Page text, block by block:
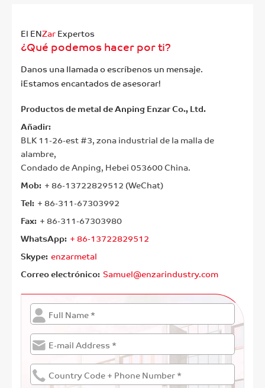
El ENZarExpertos
¿Qué podemos hacer por ti?
Danos una llamada o escríbenos un mensaje.
¡Estamos encantados de asesorar!
Productos de metal de Anping Enzar Co., Ltd.
Añadir:
BLK 11-26-est #3, zona industrial de la malla de
alambre,
Condado de Anping, Hebei 053600 China.
Mob: + 86-13722829512 (WeChat)
Tel: + 86-311-67303992
Fax: + 86-311-67303980
WhatsApp: + 86-13722829512
Skype: enzarmetal
Correo electrónico: Samuel@enzarindustry.com